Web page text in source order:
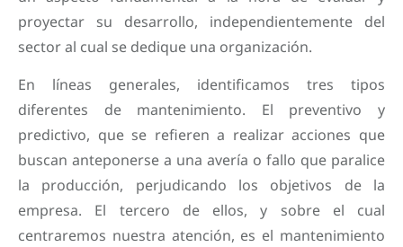
proyectar su desarrollo, independientemente del
sector al cual se dedique una organización.
En líneas generales, identificamos tres tipos
diferentes de mantenimiento. El preventivo y
predictivo, que se refieren a realizar acciones que
buscan anteponerse a una avería o fallo que paralice
la producción, perjudicando los objetivos de la
empresa. El tercero de ellos, y sobre el cual
centraremos nuestra atención, es el mantenimiento